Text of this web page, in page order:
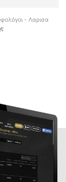
- Λαρισα